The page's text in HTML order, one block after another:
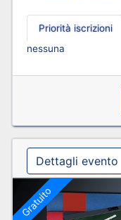
Priorità iscrizioni
nessuna
Dettagli evento
Gratuito